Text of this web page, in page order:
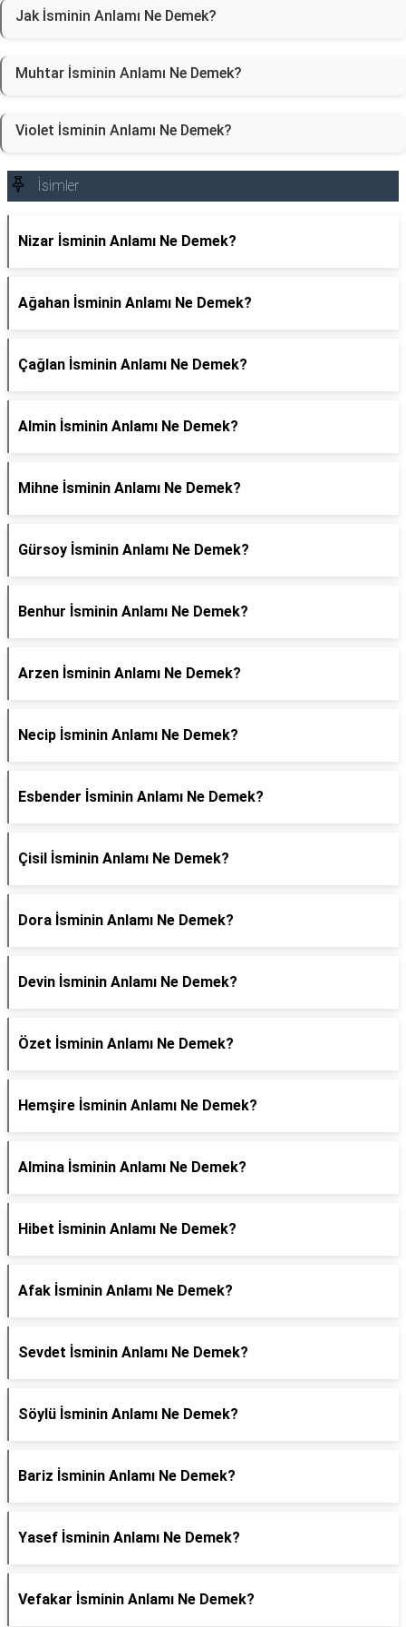
Jak İsminin Anlamı Ne Demek?
Muhtar İsminin Anlamı Ne Demek?
Violet İsminin Anlamı Ne Demek?
İsimler
Nizar İsminin Anlamı Ne Demek?
Ağahan İsminin Anlamı Ne Demek?
Çağlan İsminin Anlamı Ne Demek?
Almin İsminin Anlamı Ne Demek?
Mihne İsminin Anlamı Ne Demek?
Gürsoy İsminin Anlamı Ne Demek?
Benhur İsminin Anlamı Ne Demek?
Arzen İsminin Anlamı Ne Demek?
Necip İsminin Anlamı Ne Demek?
Esbender İsminin Anlamı Ne Demek?
Çisil İsminin Anlamı Ne Demek?
Dora İsminin Anlamı Ne Demek?
Devin İsminin Anlamı Ne Demek?
Özet İsminin Anlamı Ne Demek?
Hemşire İsminin Anlamı Ne Demek?
Almina İsminin Anlamı Ne Demek?
Hibet İsminin Anlamı Ne Demek?
Afak İsminin Anlamı Ne Demek?
Sevdet İsminin Anlamı Ne Demek?
Söylü İsminin Anlamı Ne Demek?
Bariz İsminin Anlamı Ne Demek?
Yasef İsminin Anlamı Ne Demek?
Vefakar İsminin Anlamı Ne Demek?